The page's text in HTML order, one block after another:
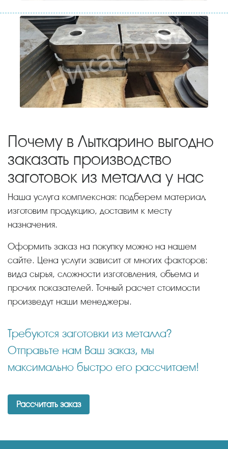
Почему в Лыткарино выгодно
заказать производство
заготовок из металла у нас
Наша услуга комплексная: подберем материал,
изготовим продукцию, доставим к месту
назначения.
Оформить заказ на покупку можно на нашем
сайте. Цена услуги зависит от многих факторов:
вида сырья, сложности изготовления, объема и
прочих показателей. Точный расчет стоимости
произведут наши менеджеры.
Требуются заготовки из металла?
Отправьте нам Ваш заказ, мы
максимально быстро его рассчитаем!
Рассчитать заказ